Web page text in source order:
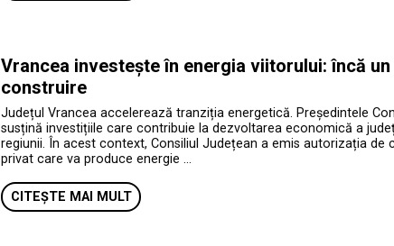
Vrancea investește în energia viitorului: încă
construire
Județul Vrancea accelerează tranziția energetică. Președintele
susțină investițiile care contribuie la dezvoltarea economică a
regiunii. În acest context, Consiliul Județean a emis autorizația
privat care va produce energie …
CITEȘTE MAI MULT